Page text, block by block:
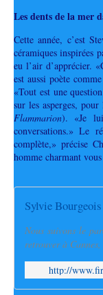
Les dents de la mer
Cette année, c’est
céramiques inspirées
eu l’air d’apprécier.
est aussi poète
«Tout est une
sur les asperges,
Flammarion). «Je
conversations.» Le
complète,» précise
homme charmant
Sylvie
Nous suivons le
retrouver à
http://